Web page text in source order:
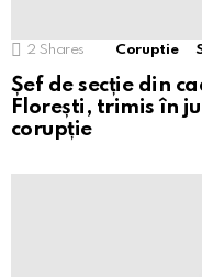
2 Shares Coruptie
Șef de secție din
Florești, trimis în
corupție